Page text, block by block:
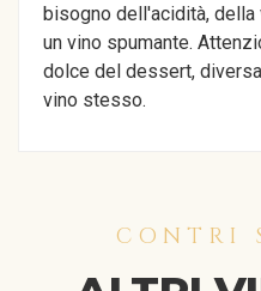
bisogno dell'acidità,
un vino spumante.
dolce del dessert,
vino stesso.
CONTRI